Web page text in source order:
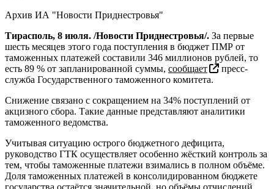
Архив ИА "Новости Приднестровья"
Тирасполь, 8 июля. /Новости Приднестровья/. За первые
шесть месяцев этого года поступления в бюджет ПМР от
таможенных платежей составили 346 миллионов рублей, то
есть 89 % от запланированной суммы, сообщает
пресс-
служба Государственного таможенного комитета.
Снижение связано с сокращением на 34% поступлений от
акцизного сбора. Такие данные представляют аналитики
таможенного ведомства.
Учитывая ситуацию острого бюджетного дефицита,
руководство ГТК осуществляет особенно жёсткий контроль за
тем, чтобы таможенные платежи взимались в полном объёме.
Доля таможенных платежей в консолидированном бюджете
государства остаётся значительной, но объёмы отчислений